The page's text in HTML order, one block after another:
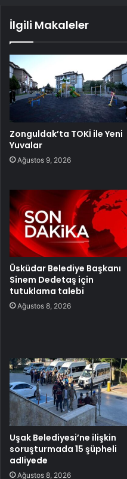
İlgili Makaleler
Zonguldak’ta TOKİ ile Yeni
Yuvalar
Ağustos 9, 2026
Üsküdar Belediye Başkanı
Sinem Dedetaş için
tutuklama talebi
Ağustos 8, 2026
Uşak Belediyesi’ne ilişkin
soruşturmada 15 şüpheli
adliyede
Ağustos 8, 2026